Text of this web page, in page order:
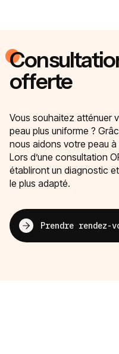
offerte
Vous souhaitez atténuer
peau plus uniforme ?
nous aidons votre peau
Lors d’une consultation
établiront un diagnostic
le plus adapté.
Prendre rendez-